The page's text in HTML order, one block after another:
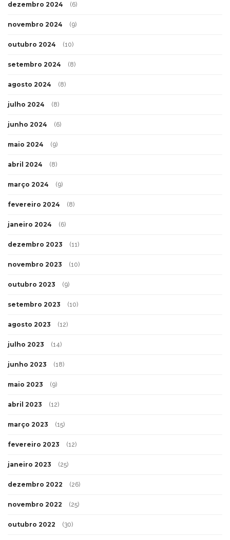
dezembro 2024 (6)
novembro 2024 (9)
outubro 2024 (10)
setembro 2024 (8)
agosto 2024 (8)
julho 2024 (8)
junho 2024 (6)
maio 2024 (9)
abril 2024 (8)
março 2024 (9)
fevereiro 2024 (8)
janeiro 2024 (6)
dezembro 2023 (11)
novembro 2023 (10)
outubro 2023 (9)
setembro 2023 (10)
agosto 2023 (12)
julho 2023 (14)
junho 2023 (18)
maio 2023 (9)
abril 2023 (12)
março 2023 (15)
fevereiro 2023 (12)
janeiro 2023 (25)
dezembro 2022 (26)
novembro 2022 (25)
outubro 2022 (30)